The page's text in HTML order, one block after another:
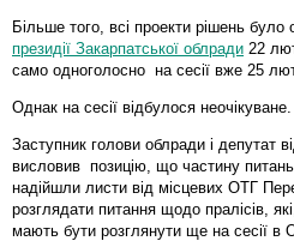
Більше того, всі проекти рішень було
президії Закарпатської облради 22
само одноголосно на сесії вже 25
Однак на сесії відбулося неочікуване.
Заступник голови облради і депутат
висловив позицію, що частину
надійшли листи від місцевих ОТГ
розглядати питання щодо пралісів,
мають бути розглянути ще на сесії